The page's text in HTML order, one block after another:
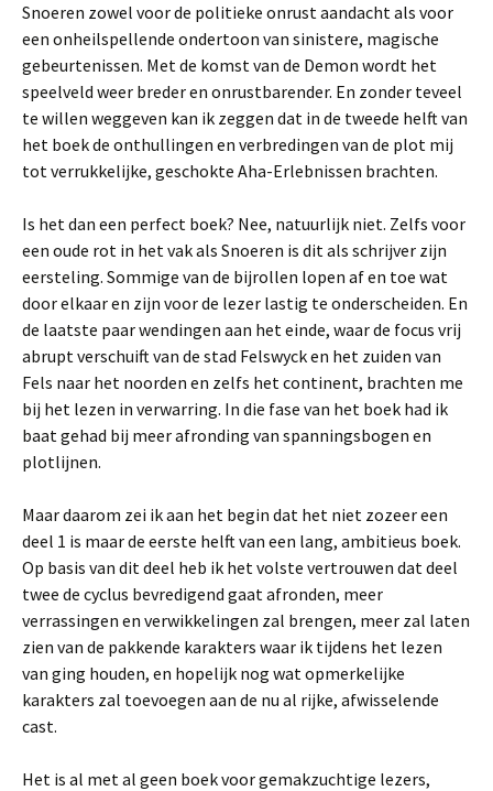
Snoeren zowel voor de politieke onrust aandacht als voor
een onheilspellende ondertoon van sinistere, magische
gebeurtenissen. Met de komst van de Demon wordt het
speelveld weer breder en onrustbarender. En zonder teveel
te willen weggeven kan ik zeggen dat in de tweede helft van
het boek de onthullingen en verbredingen van de plot mij
tot verrukkelijke, geschokte Aha-Erlebnissen brachten.
Is het dan een perfect boek? Nee, natuurlijk niet. Zelfs voor
een oude rot in het vak als Snoeren is dit als schrijver zijn
eersteling. Sommige van de bijrollen lopen af en toe wat
door elkaar en zijn voor de lezer lastig te onderscheiden. En
de laatste paar wendingen aan het einde, waar de focus vrij
abrupt verschuift van de stad Felswyck en het zuiden van
Fels naar het noorden en zelfs het continent, brachten me
bij het lezen in verwarring. In die fase van het boek had ik
baat gehad bij meer afronding van spanningsbogen en
plotlijnen.
Maar daarom zei ik aan het begin dat het niet zozeer een
deel 1 is maar de eerste helft van een lang, ambitieus boek.
Op basis van dit deel heb ik het volste vertrouwen dat deel
twee de cyclus bevredigend gaat afronden, meer
verrassingen en verwikkelingen zal brengen, meer zal laten
zien van de pakkende karakters waar ik tijdens het lezen
van ging houden, en hopelijk nog wat opmerkelijke
karakters zal toevoegen aan de nu al rijke, afwisselende
cast.
Het is al met al geen boek voor gemakzuchtige lezers,